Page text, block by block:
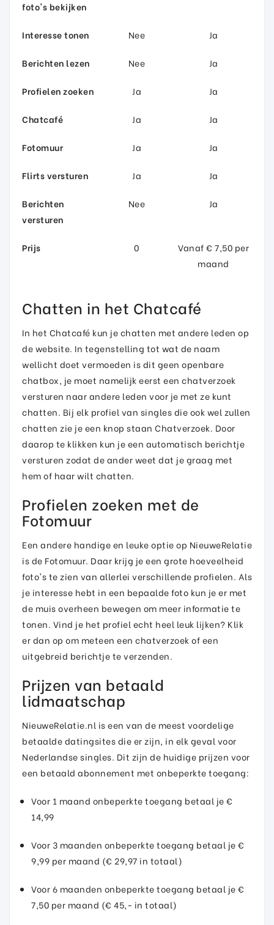
foto's bekijken
Interesse tonen Nee Ja
Berichten lezen Nee Ja
Profielen zoeken Ja Ja
Chatcafé Ja Ja
Fotomuur Ja Ja
Flirts versturen Ja Ja
Berichten
versturen
Nee Ja
Prijs 0
Vanaf € 7,50 per
maand
Chatten in het Chatcafé
In het Chatcafé kun je chatten met andere leden op
de website. In tegenstelling tot wat de naam
wellicht doet vermoeden is dit geen openbare
chatbox, je moet namelijk eerst een chatverzoek
versturen naar andere leden voor je met ze kunt
chatten. Bij elk profiel van singles die ook wel zullen
chatten zie je een knop staan Chatverzoek. Door
daarop te klikken kun je een automatisch berichtje
versturen zodat de ander weet dat je graag met
hem of haar wilt chatten.
Profielen zoeken met de
Fotomuur
Een andere handige en leuke optie op NieuweRelatie
is de Fotomuur. Daar krijg je een grote hoeveelheid
foto's te zien van allerlei verschillende profielen. Als
je interesse hebt in een bepaalde foto kun je er met
de muis overheen bewegen om meer informatie te
tonen. Vind je het profiel echt heel leuk lijken? Klik
er dan op om meteen een chatverzoek of een
uitgebreid berichtje te verzenden.
Prijzen van betaald
lidmaatschap
NieuweRelatie.nl is een van de meest voordelige
betaalde datingsites die er zijn, in elk geval voor
Nederlandse singles. Dit zijn de huidige prijzen voor
een betaald abonnement met onbeperkte toegang:
Voor 1 maand onbeperkte toegang betaal je €
14,99
Voor 3 maanden onbeperkte toegang betaal je €
9,99 per maand (€ 29,97 in totaal)
Voor 6 maanden onbeperkte toegang betaal je €
7,50 per maand (€ 45,- in totaal)